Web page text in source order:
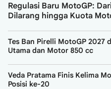
Regulasi Baru MotoGP:
Dilarang hingga Kuota
Tes Ban Pirelli MotoGP 2027
Utama dan Motor 850 cc
Veda Pratama Finis Kelima
Posisi ke-20